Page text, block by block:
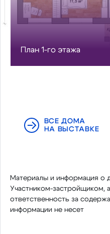
План 1-го этажа
ВСЕ ДОМА
НА ВЫСТАВКЕ
Материалы и информация о
Участником-застройщиком,
ответственность за
информации не несет